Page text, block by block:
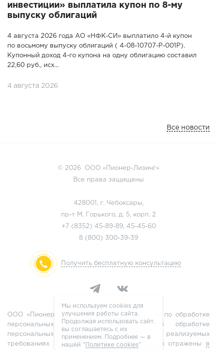
инвестиции» выплатила купон по 8-му
выпуску облигаций
4 августа 2026 года АО «НФК-СИ» выплатило 4-й купон
по восьмому выпуску облигаций ( 4-08-10707-P-001P).
Купонный доход 4-го купона на одну облигацию составил
22,60 руб., исх...
4 августа 2026
Все новости
© 2026 ООО «Пионер-Лизинг»
Все права защищены
428001, г. Чебоксары,
пр-т М. Горького, д. 5, корп. 2
+7 (8352) 45-89-89, 45-45-60
8 (800) 300-39-39
Получить бесплатную консультацию
ООО «Пионер-Лизинг» является оператором по обработке
персональных данных, информация об обработке
персональных данных и сведения о реализуемых
требованиях к защите персональных данных отражены в
Мы используем cookies для
улучшения работы сайта.
Продолжая использовать сайт,
вы соглашаетесь с их
применением. Подробнее — в
нашей " Политике cookies"